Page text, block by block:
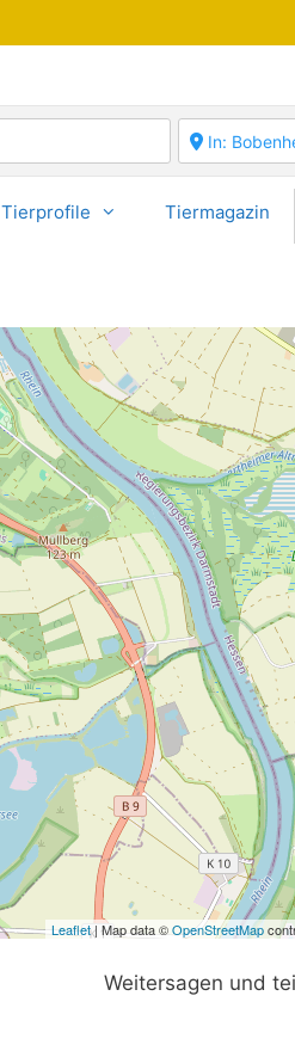
Tierprofile Tiermagazin
Leaflet| Map data ©OpenStreetMap
Weitersagen und